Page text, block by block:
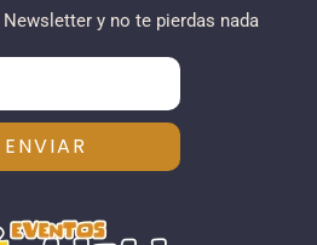
y no te pierdas nada
ENVIAR